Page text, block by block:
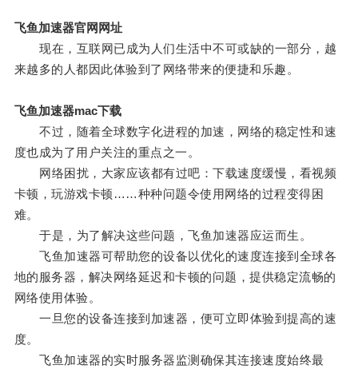
飞鱼加速器官网网址
现在，互联网已成为人们生活中不可或缺的一部分，越
来越多的人都因此体验到了网络带来的便捷和乐趣。
飞鱼加速器mac下载
不过，随着全球数字化进程的加速，网络的稳定性和速
度也成为了用户关注的重点之一。
网络困扰，大家应该都有过吧：下载速度缓慢，看视频
卡顿，玩游戏卡顿……种种问题令使用网络的过程变得困
难。
于是，为了解决这些问题，飞鱼加速器应运而生。
飞鱼加速器可帮助您的设备以优化的速度连接到全球各
地的服务器，解决网络延迟和卡顿的问题，提供稳定流畅的
网络使用体验。
一旦您的设备连接到加速器，便可立即体验到提高的速
度。
飞鱼加速器的实时服务器监测确保其连接速度始终最